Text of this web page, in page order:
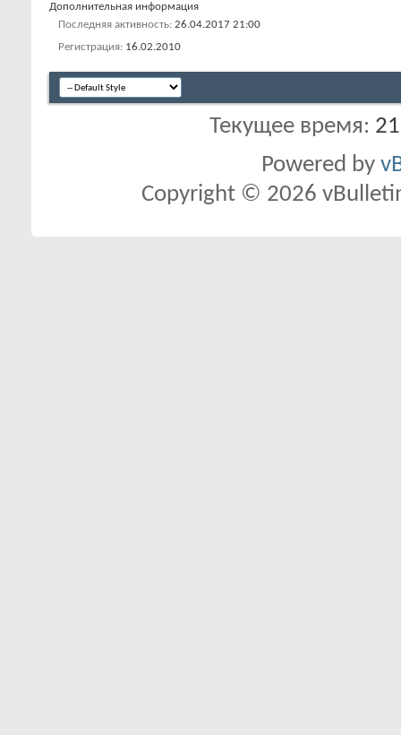
Дополнительная информация
Последняя активность 26.04.2017 21:00
Регистрация 16.02.2010
Текущее время:
Powered by
Copyright © 2026